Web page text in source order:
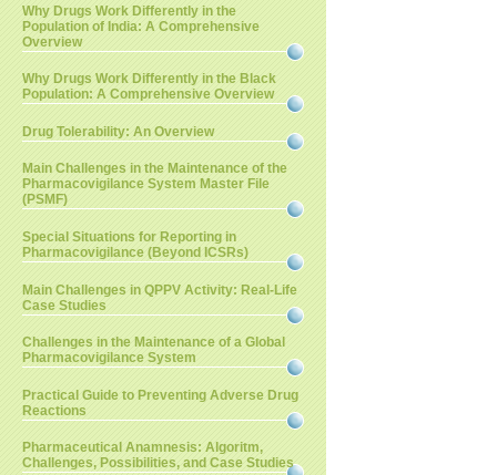
Why Drugs Work Differently in the
Population of India: A Comprehensive
Overview
Why Drugs Work Differently in the Black
Population: A Comprehensive Overview
Drug Tolerability: An Overview
Main Challenges in the Maintenance of the
Pharmacovigilance System Master File
(PSMF)
Special Situations for Reporting in
Pharmacovigilance (Beyond ICSRs)
Main Challenges in QPPV Activity: Real-Life
Case Studies
Challenges in the Maintenance of a Global
Pharmacovigilance System
Practical Guide to Preventing Adverse Drug
Reactions
Pharmaceutical Anamnesis: Algoritm,
Challenges, Possibilities, and Case Studies